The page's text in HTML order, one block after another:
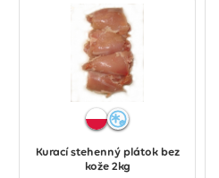
Kurací stehenný plátok bez
kože 2kg